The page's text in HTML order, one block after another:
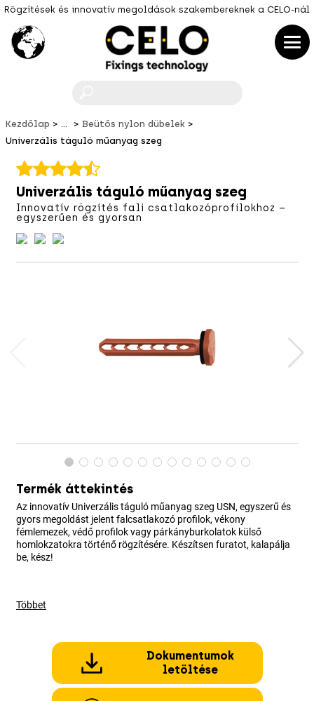
Rögzítések és innovatív megoldások szakembereknek a CELO-nál
Kezdőlap ...
Beütős nylon dübelek
Univerzális táguló műanyag szeg
Univerzális táguló műanyag szeg
Innovatív rögzítés fali csatlakozóprofilokhoz –
egyszerűen és gyorsan
Termék áttekintés
Az innovatív Univerzális táguló műanyag szeg USN, egyszerű és
gyors megoldást jelent falcsatlakozó profilok, vékony
fémlemezek, védő profilok vagy párkányburkolatok külső
homlokzatokra történő rögzítésére. Készítsen furatot, kalapálja
be, kész!
Többet
Dokumentumok
letöltése